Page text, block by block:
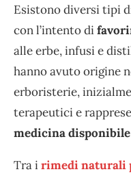
Esistono diversi tipi
con l’intento di
alle erbe, infusi e
hanno avuto origine
erboristerie,
terapeutici e
medicina disponibile
Tra irimedi naturali